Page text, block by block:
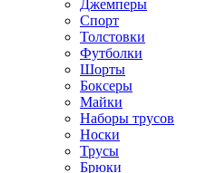
Джемперы
Спорт
Толстовки
Футболки
Шорты
Боксеры
Майки
Наборы трусов
Носки
Трусы
Брюки